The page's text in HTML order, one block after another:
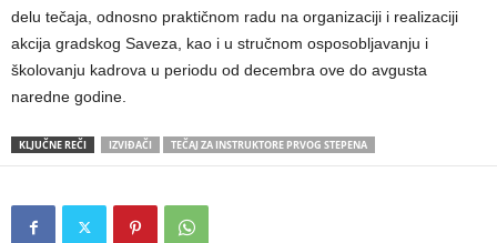
delu tečaja, odnosno praktičnom radu na organizaciji i realizaciji
akcija gradskog Saveza, kao i u stručnom osposobljavanju i
školovanju kadrova u periodu od decembra ove do avgusta
naredne godine.
KLJUČNE REČI IZVIĐAČI TEČAJ ZA INSTRUKTORE PRVOG STEPENA